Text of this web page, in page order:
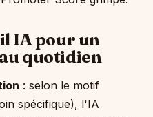
IA pour un
quotidien
: selon le motif
spécifique), l'IA